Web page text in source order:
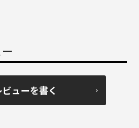
ビューを書く